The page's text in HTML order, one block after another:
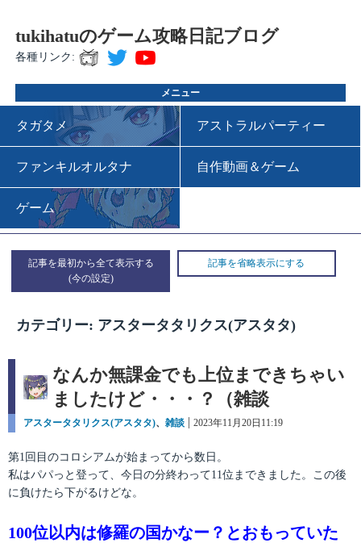
tukihatuのゲーム攻略日記ブログ
各種リンク:
メニュー
タガタメ アストラルパーティー
ファンキルオルタナ 自作動画＆ゲーム
ゲーム
記事を最初から全て表示する 記事を省略表示にする
カテゴリー: アスタータタリクス(アスタタ)
なんか無課金でも上位まできちゃい
ましたけど・・・？（雑談
カ
ゴ
リ
ー
アスタータタリクス(アスタタ)、 雑談
投
日:
2023年11月20日11:19
第1回目のコロシアムが始まってから数日。
私はパパっと登って、今日の分終わって11位まできました。この後
に負けたら下がるけどな。
100位以内は修羅の国かなー？とおもっていた